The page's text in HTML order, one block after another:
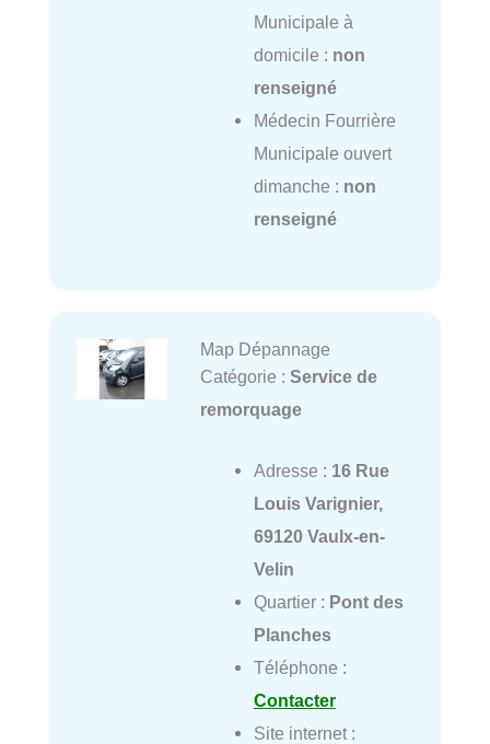
Municipale à
domicile : non
renseigné
Médecin Fourrière
Municipale ouvert
dimanche : non
renseigné
Map Dépannage
Catégorie : Service de
remorquage
Adresse : 16 Rue
Louis Varignier,
69120 Vaulx-en-
Velin
Quartier : Pont des
Planches
Téléphone :
Contacter
Site internet :